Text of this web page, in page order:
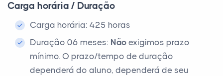
Carga horária / Duração
Carga horária: 425 horas
Duração 06 meses: Não exigimos prazo
mínimo. O prazo/tempo de duração
dependerá do aluno, dependerá de seu